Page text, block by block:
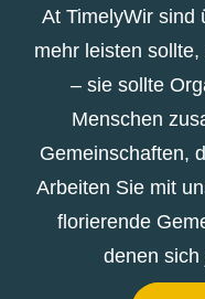
At TimelyWir sind
mehr leisten
– sie sollte
Menschen
Gemeinschaften,
Arbeiten Sie mit
florierende
denen sich